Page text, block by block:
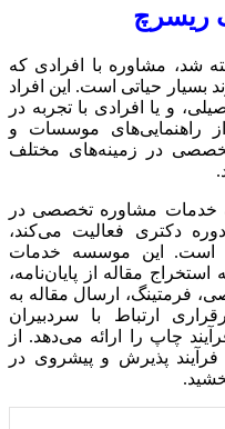
ریسرچ
شد، مشاوره با افرادی که
بسیار حیاتی است. این افراد
و یا افرادی با تجربه در
راهنمایی‌های موسسات و
در زمینه‌های مختلف
خدمات مشاوره تخصصی در
دکتری فعالیت می‌کند،
است. این موسسه خدمات
مقاله از پایان‌نامه،
فرمتینگ، ارسال مقاله به
ارتباط با سردبیران
چاپ را ارائه می‌دهد. از
پذیرش و پیشروی در